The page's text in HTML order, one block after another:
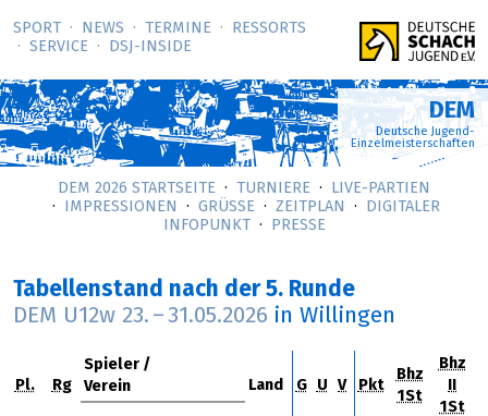
SPORT NEWS TERMINE
RESSORTS
SERVICE
DSJ-­INSIDE
DEM
Deutsche Jugend-
Einzelmeisterschaften
DEM 2026 STARTSEITE TURNIERE
LIVE-PARTIEN
IMPRESSIONEN
GRÜSSE ZEITPLAN
DIGITALER
INFOPUNKT
PRESSE
Tabellenstand nach der 5. Runde
DEM U12w 23. – 31.05.2026 in Willingen
Pl. Rg
Spieler
Verein
Land G U V Pkt
Bhz
1St
Bhz
1St